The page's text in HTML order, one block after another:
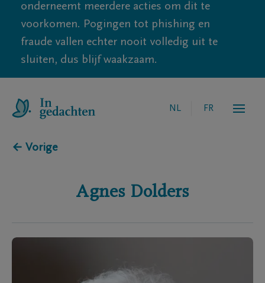
onderneemt meerdere acties om dit te
voorkomen. Pogingen tot phishing en
fraude vallen echter nooit volledig uit te
sluiten, dus blijf waakzaam.
NL FR
← Vorige
Agnes Dolders